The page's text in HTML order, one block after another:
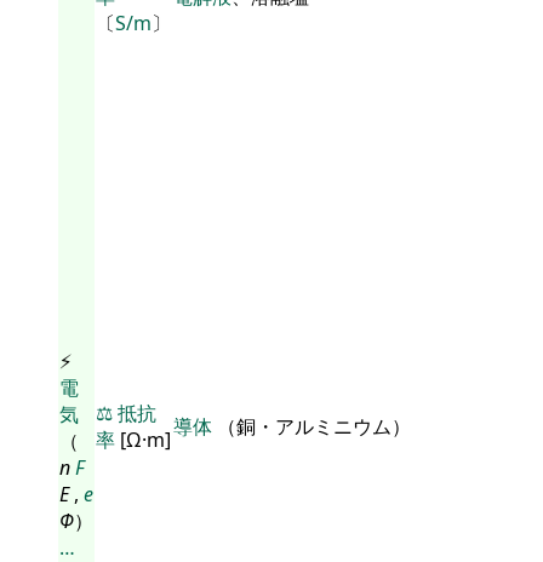
⚡
電
気
（
nF
E, e
Φ）
…
〔S/m〕
⚖️抵抗
率 [Ω·m]導体 （銅・アルミニウム）